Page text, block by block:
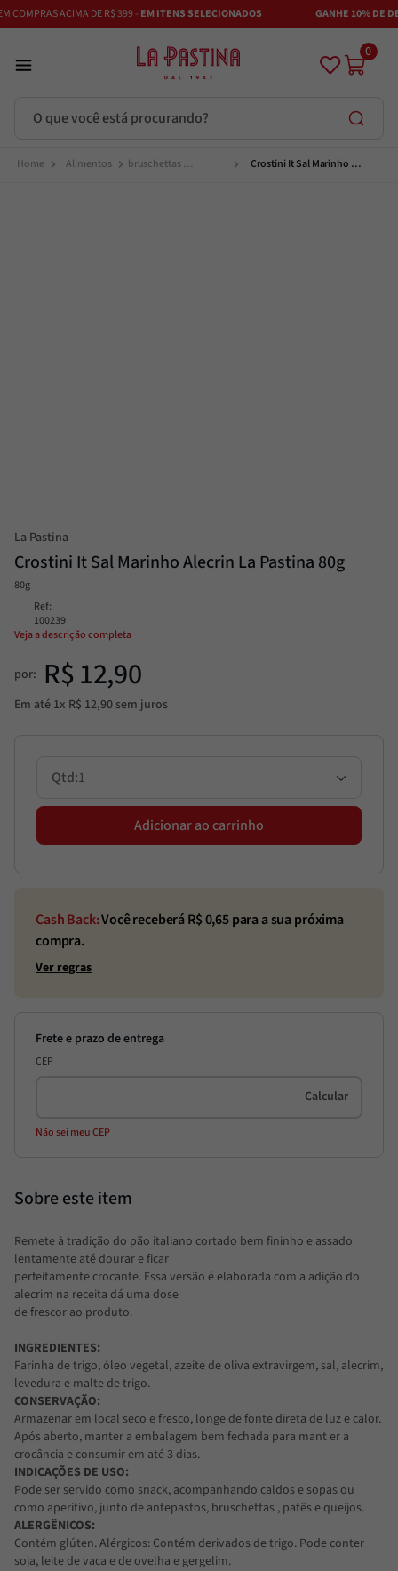
ACIMA DE R$ 399 -EM ITENS SELECIONADOS GANHE 10% DE
0
Alimentos
bruschettas
Crostini It Sal Marinho
La Pastina
Crostini It Sal Marinho Alecrin La Pastina 80g
80g
Ref:
100239
Veja a descrição completa
por: R$12,90
Em até 1x R$ 12,90 sem juros
1
Adicionar ao carrinho
Cash Back:Você receberá R$0,65para a sua próxima
compra.
Ver regras
CEP
Não sei meu CEP
Remete à tradição do pão italiano cortado bem fininho e assado
lentamente até dourar e ficar
perfeitamente crocante. Essa versão é elaborada com a adição do
alecrim na receita dá uma dose
de frescor ao produto.
INGREDIENTES:
Farinha de trigo, óleo vegetal, azeite de oliva extravirgem, sal, alecrim,
levedura e malte de trigo.
CONSERVAÇÃO:
Armazenar em local seco e fresco, longe de fonte direta de luz e calor.
Após aberto, manter a embalagem bem fechada para mant er a
crocância e consumir em até 3 dias.
INDICAÇÕES DE USO:
Pode ser servido como snack, acompanhando caldos e sopas ou
como aperitivo, junto de antepastos, bruschettas , patês e queijos.
ALERGÊNICOS:
Contém glúten. Alérgicos: Contém derivados de trigo. Pode conter
soja, leite de vaca e de ovelha e gergelim.
Termos mais buscados